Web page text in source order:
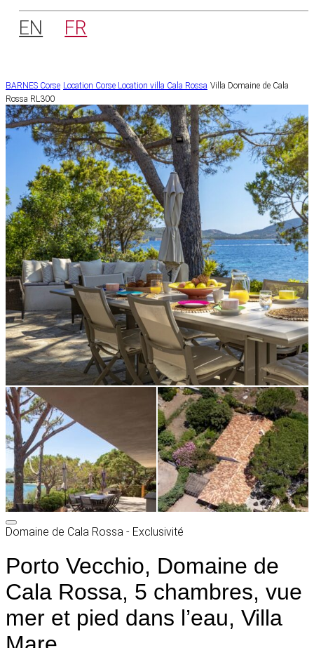
EN FR
BARNES Corse Location Corse Location villa Cala Rossa Villa Domaine de Cala
Rossa RL300
Domaine de Cala Rossa - Exclusivité
Porto Vecchio, Domaine de
Cala Rossa, 5 chambres, vue
mer et pied dans l’eau, Villa